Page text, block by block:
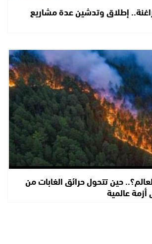
إطلاق وتدشين عدة مشاريع
حين تتحول حرائق الغابات من
عالمية